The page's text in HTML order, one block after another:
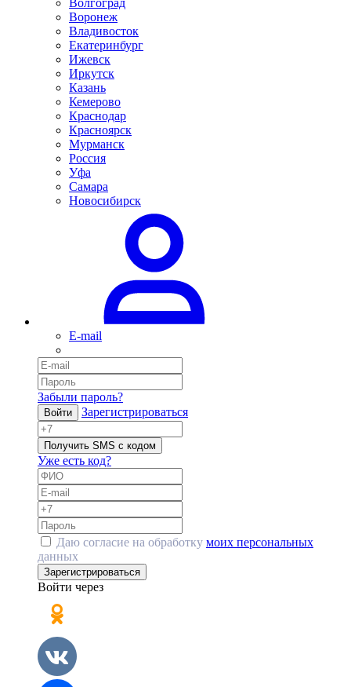
Волгоград
Воронеж
Владивосток
Екатеринбург
Ижевск
Иркутск
Казань
Кемерово
Краснодар
Красноярск
Мурманск
Россия
Уфа
Самара
Новосибирск
E-mail
Забыли пароль?
Войти Зарегистрироваться
Получить SMS с кодом
Уже есть код?
Даю согласие на обработку моих персональных
данных
Зарегистрироваться
Войти через